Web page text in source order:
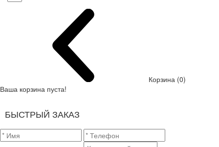
Корзина (0)
Ваша корзина пуста!
БЫСТРЫЙ ЗАКАЗ